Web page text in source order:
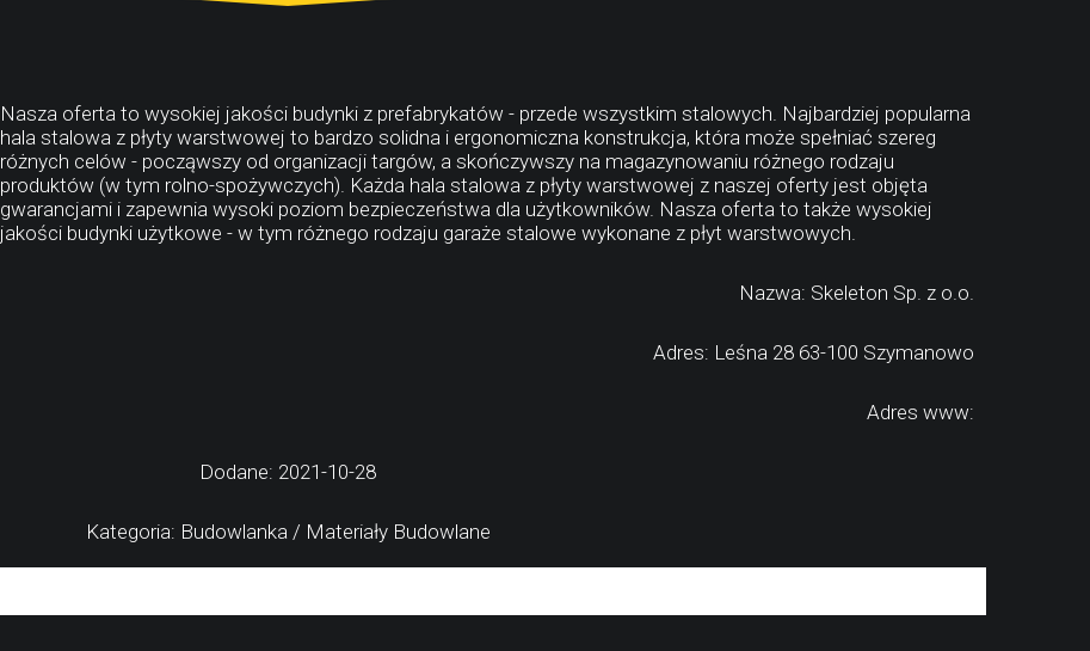
Nasza oferta to wysokiej jakości budynki z prefabrykatów - przede wszystkim stalowych. Najbardziej popularna
hala stalowa z płyty warstwowej to bardzo solidna i ergonomiczna konstrukcja, która może spełniać szereg
różnych celów - począwszy od organizacji targów, a skończywszy na magazynowaniu różnego rodzaju
produktów (w tym rolno-spożywczych). Każda hala stalowa z płyty warstwowej z naszej oferty jest objęta
gwarancjami i zapewnia wysoki poziom bezpieczeństwa dla użytkowników. Nasza oferta to także wysokiej
jakości budynki użytkowe - w tym różnego rodzaju garaże stalowe wykonane z płyt warstwowych.
Nazwa: Skeleton Sp. z o.o.
Adres: Leśna 28 63-100 Szymanowo
Adres www:
Dodane: 2021-10-28
Kategoria: Budowlanka / Materiały Budowlane